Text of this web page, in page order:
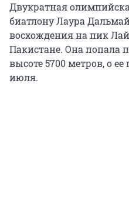
Двукратная
биатлону Лаура
восхождения на пик
Пакистане. Она попала
высоте 5700 метров, о ее
июля.